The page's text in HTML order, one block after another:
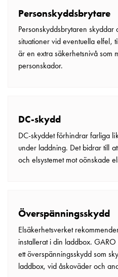
Personskyddsbrytare
Personskyddsbrytaren
situationer vid eventuella elfel,
är en extra säkerhetsnivå som
personskador.
DC-skydd
DC-skyddet förhindrar farliga
under laddning. Det bidrar till
och elsystemet mot oönskade
Överspänningsskydd
Elsäkerhetsverket
installerat i din laddbox.
ett överspänningsskydd som
laddbox, vid åskoväder och